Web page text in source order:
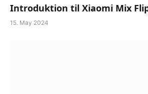
Introduktion til Xiaomi Mix
15. May 2024